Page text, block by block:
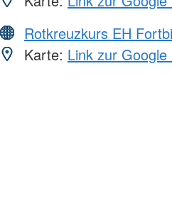
Rotkreuzkurs EH
Karte: Link zur